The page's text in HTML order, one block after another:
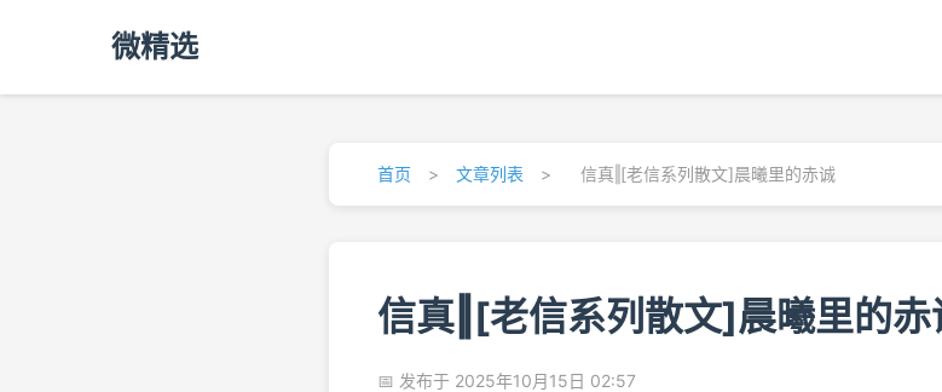
微精选
首页 > 文章列表 > 信真‖[老信系列散文]晨曦里的赤诚
信真‖[老信系列散文]晨曦里的赤
📅 发布于 2025年10月15日 02:57